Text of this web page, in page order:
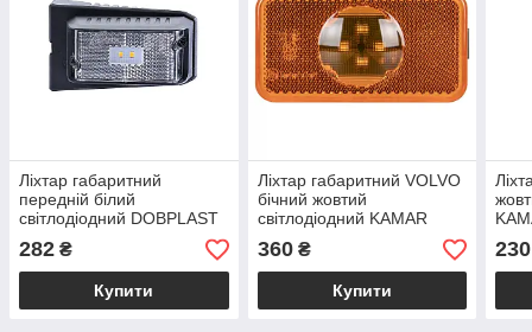
Ліхтар габаритний
передній білий
світлодіодний DOBPLAST
DPT15 0015-0051-01 LED
282 ₴
Купити
Ліхтар габаритний VOLVO
бічний жовтий
світлодіодний KAMAR
L2122 socket 2 PIN
360₴
Купити
230